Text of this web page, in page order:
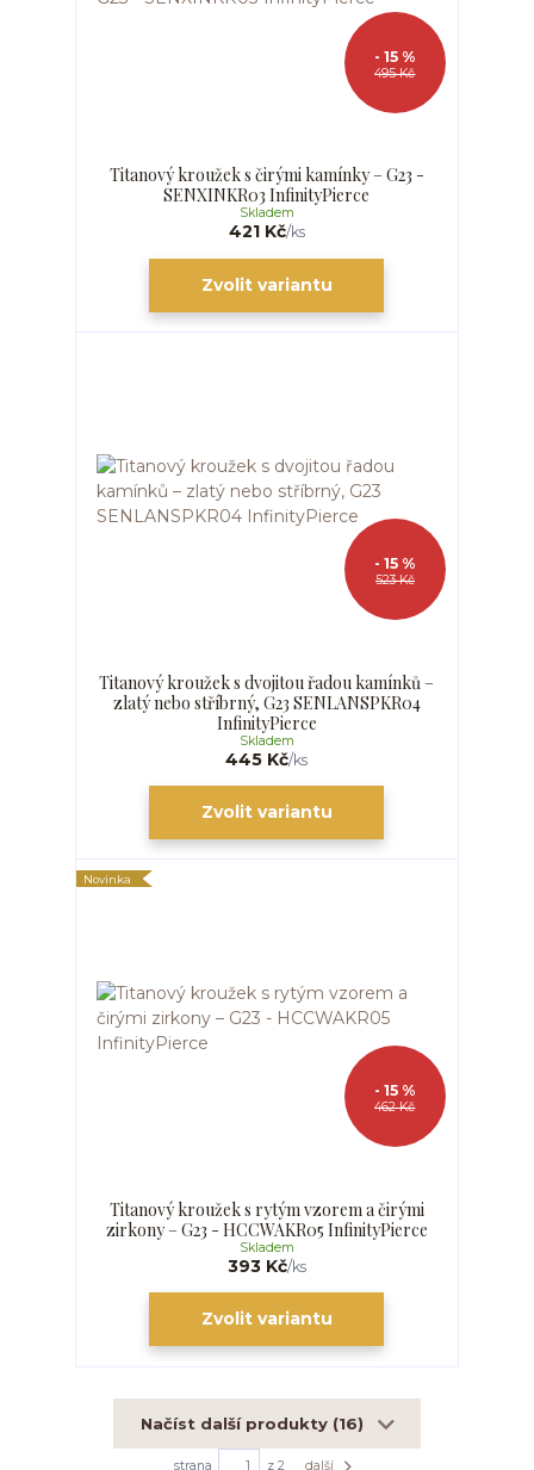
495 Kč
- 15 %
Titanový kroužek s čirými kamínky – G23 -
SENXINKR03 InfinityPierce
421 Kč/ks
Skladem
Zvolit variantu
523 Kč
- 15 %
Titanový kroužek s dvojitou řadou kamínků –
zlatý nebo stříbrný, G23 SENLANSPKR04
InfinityPierce
445 Kč/ks
Skladem
Zvolit variantu
Novinka
462 Kč
- 15 %
Titanový kroužek s rytým vzorem a čirými
zirkony – G23 - HCCWAKR05 InfinityPierce
393 Kč/ks
Skladem
Zvolit variantu
Načíst další produkty (16)
strana z 2 další